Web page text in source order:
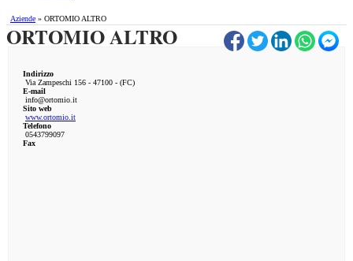
Aziende » ORTOMIO ALTRO
ORTOMIO ALTRO
Indirizzo
Via Zampeschi 156 - 47100 - (FC)
E-mail
info@ortomio.it
Sito web
www.ortomio.it
Telefono
0543799097
Fax